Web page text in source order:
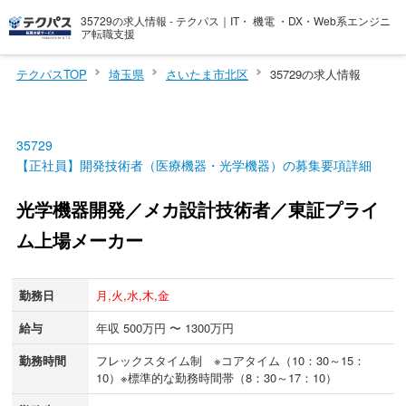
35729の求人情報 - テクパス｜IT・ 機電 ・DX・Web系エンジニ
ア転職支援
テクパスTOP 埼玉県 さいたま市北区 35729の求人情報
35729
【正社員】開発技術者（医療機器・光学機器）の募集要項詳細
光学機器開発／メカ設計技術者／東証プライ
ム上場メーカー
勤務日
月,火,水,木,金
給与
年収 500万円 〜 1300万円
勤務時間
フレックスタイム制 ※コアタイム（10：30～15：
10）※標準的な勤務時間帯（8：30～17：10）